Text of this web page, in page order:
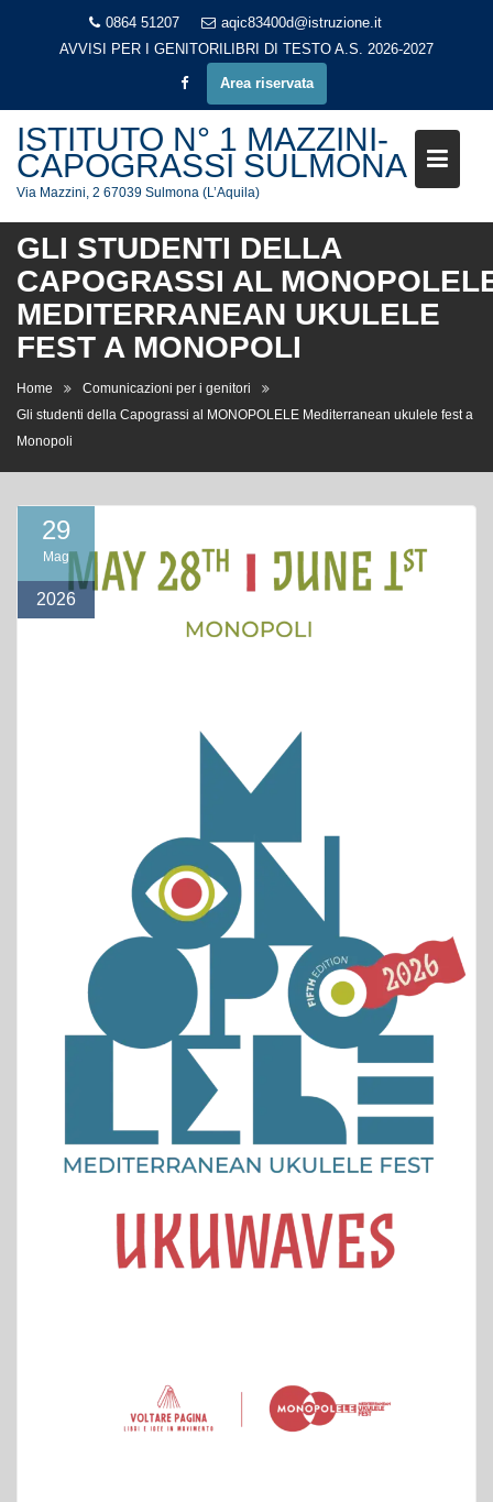
0864 51207
aqic83400d@istruzione.it
AVVISI PER I GENITORI LIBRI DI TESTO A.S. 2026-2027
Area riservata
ISTITUTO N° 1 MAZZINI-
CAPOGRASSI SULMONA
Via Mazzini, 2 67039 Sulmona (L’Aquila)
GLI STUDENTI DELLA
CAPOGRASSI AL
MEDITERRANEAN UKULELE
FEST A MONOPOLI
Home
Comunicazioni per i genitori
Gli studenti della Capograssi al MONOPOLELE Mediterranean ukulele fest a
Monopoli
29
Mag
2026